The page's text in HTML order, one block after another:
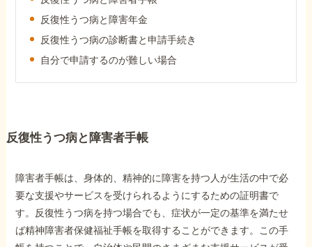
お知らせ
お客様からの感謝のお手紙
サイトマップ
反復性うつ病と障害年金
反復性うつ病の診断書と申請手続き
自分で申請するのが難しい場合
反復性うつ病と障害者手帳
障害者手帳は、身体的、精神的に障害を持つ人が生活の中で必
要な支援やサービスを受けられるようにするための証明書で
す。反復性うつ病を持つ場合でも、症状が一定の基準を満たせ
ば精神障害者保健福祉手帳を取得することができます。この手